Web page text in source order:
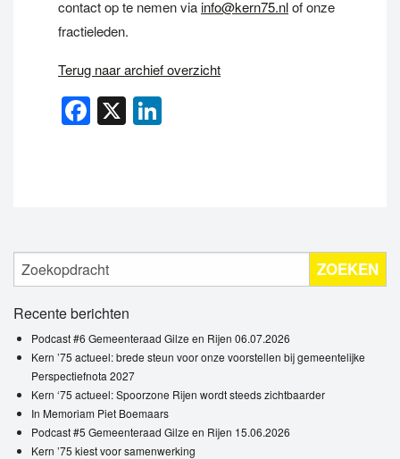
contact op te nemen viainfo@kern75.nlof onze
fractieleden.
Terug naar archief overzicht
Facebook
X
ZOEKEN
Recente berichten
Podcast #6 Gemeenteraad Gilze en Rijen 06.07.2026
Kern ’75 actueel: brede steun voor onze voorstellen bij gemeentelijke
Perspectiefnota 2027
Kern ‘75 actueel: Spoorzone Rijen wordt steeds zichtbaarder
In Memoriam Piet Boemaars
Podcast #5 Gemeenteraad Gilze en Rijen 15.06.2026
Kern ’75 kiest voor samenwerking